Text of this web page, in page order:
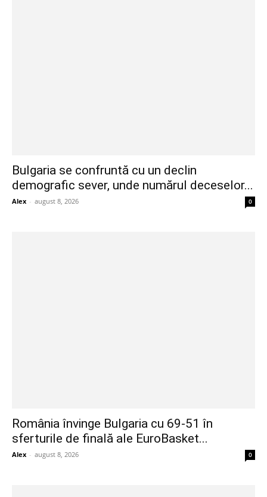
Bulgaria se confruntă cu un declin
demografic sever, unde numărul deceselor...
Alex - august 8, 2026 0
România învinge Bulgaria cu 69-51 în
sferturile de finală ale EuroBasket...
Alex - august 8, 2026 0